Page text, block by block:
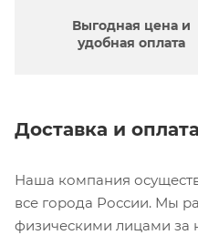
Выгодная цена и
удобная оплата
Доставка и оплата
Наша компания
все города России. Мы
физическими лицами за